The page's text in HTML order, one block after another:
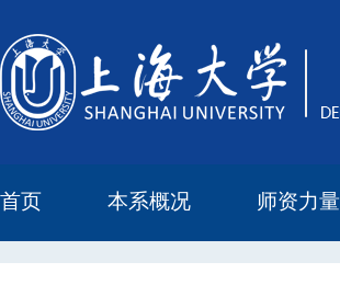
首页 本系概况 师资力量